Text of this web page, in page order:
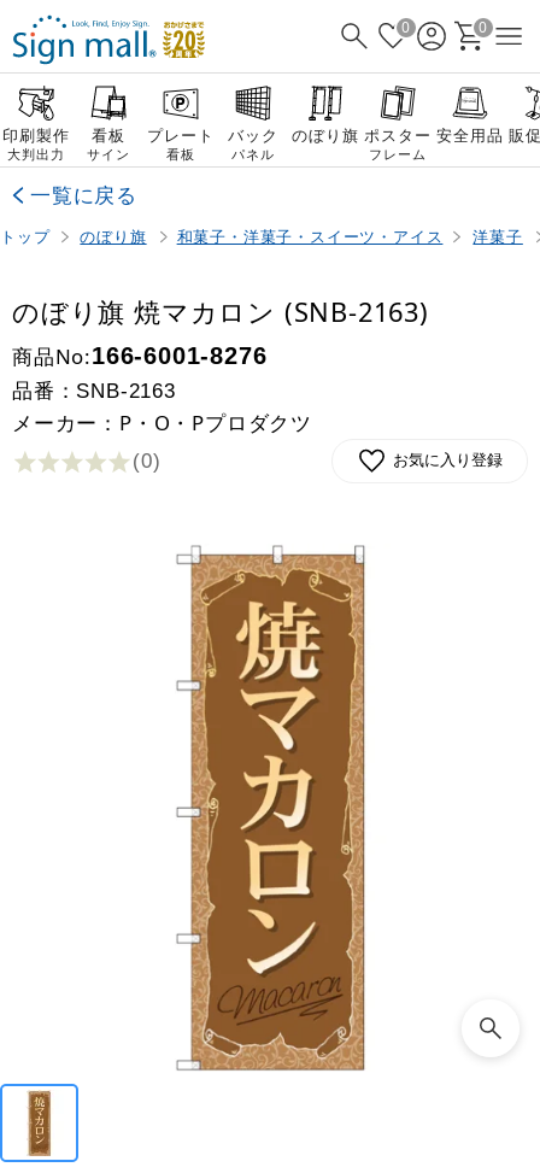
0 0
印刷製作
大判出力
看板
サイン
プレート
看板
バック
パネル
のぼり旗 ポスター
フレーム
安全用品 販
一覧に戻る
トップ のぼり旗 和菓子・洋菓子・スイーツ・アイス 洋菓子
のぼり旗 焼マカロン (SNB-2163)
商品No:166-6001-8276
品番： SNB-2163
メーカー：P・O・Pプロダクツ
(0) お気に入り登録